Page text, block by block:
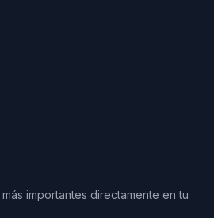
importantes directamente en tu